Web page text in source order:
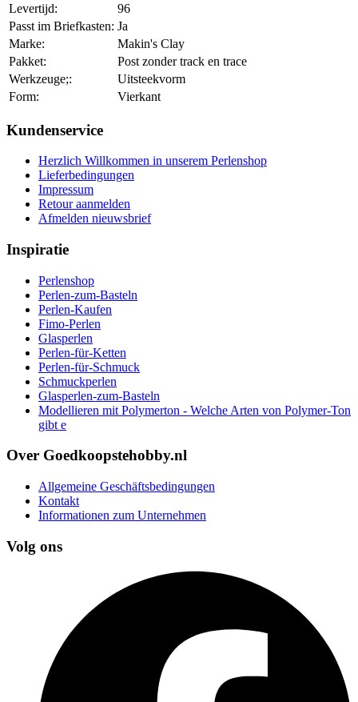
Levertijd:
96
Passt im Briefkasten: Ja
Marke:
Makin's Clay
Pakket:
Post zonder track en trace
Werkzeuge;:
Uitsteekvorm
Form:
Vierkant
Kundenservice
Herzlich Willkommen in unserem Perlenshop
Lieferbedingungen
Impressum
Retour aanmelden
Afmelden nieuwsbrief
Inspiratie
Perlenshop
Perlen-zum-Basteln
Perlen-Kaufen
Fimo-Perlen
Glasperlen
Perlen-für-Ketten
Perlen-für-Schmuck
Schmuckperlen
Glasperlen-zum-Basteln
Modellieren mit Polymerton - Welche Arten von Polymer-Ton
gibt e
Over Goedkoopstehobby.nl
Allgemeine Geschäftsbedingungen
Kontakt
Informationen zum Unternehmen
Volg ons